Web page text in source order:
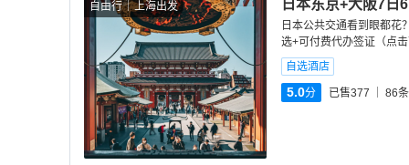
自由行 上海出发 日本东京+大阪7日
日本公共交通看到眼都花
选+可付费代办签证（点
自选酒店
5.0分 已售377 86